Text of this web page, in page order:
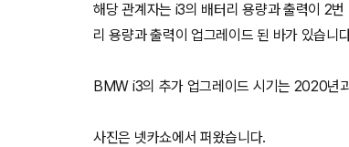
해당 관계자는 i3의 배터리 용량과 출력이 2
리 용량과 출력이 업그레이드 된 바가 있습니
BMW i3의 추가 업그레이드 시기는 2020년
사진은 넷카쇼에서 퍼왔습니다.